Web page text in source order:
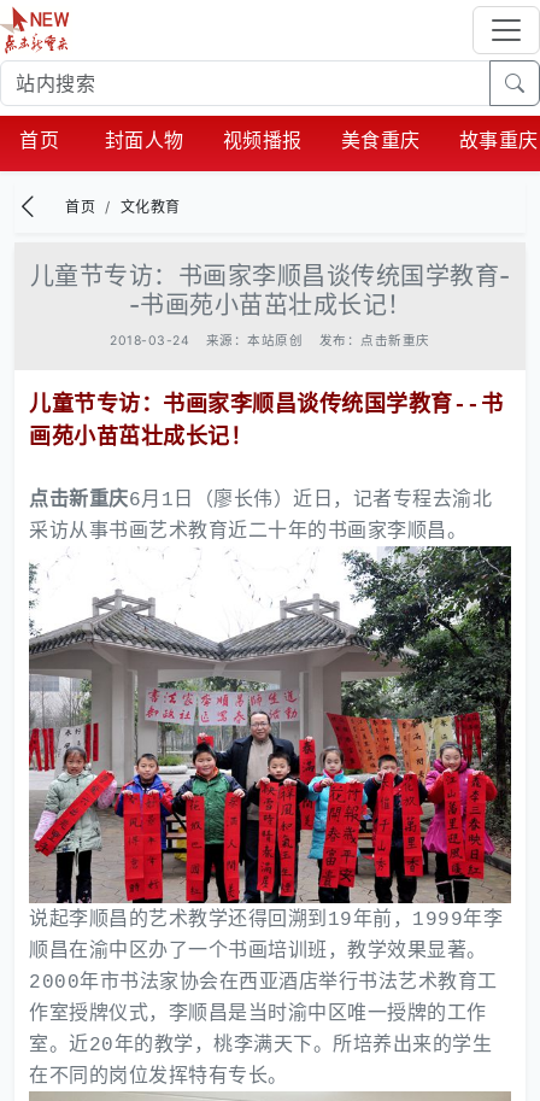
首页 封面人物 视频播报 美食重庆 故事重庆
首页 文化教育
儿童节专访：书画家李顺昌谈传统国学教育-
-书画苑小苗茁壮成长记！
2018-03-24 来源：本站原创 发布：点击新重庆
儿童节专访：书画家李顺昌谈传统国学教育--书
画苑小苗茁壮成长记！
点击新重庆6月1日（廖长伟）近日，记者专程去渝北
采访从事书画艺术教育近二十年的书画家李顺昌。
说起李顺昌的艺术教学还得回溯到19年前，1999年李
顺昌在渝中区办了一个书画培训班，教学效果显著。
2000年市书法家协会在西亚酒店举行书法艺术教育工
作室授牌仪式，李顺昌是当时渝中区唯一授牌的工作
室。近20年的教学，桃李满天下。所培养出来的学生
在不同的岗位发挥特有专长。